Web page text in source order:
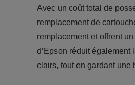
Avec un coût total de
remplacement de
remplacement et offrent
d’Epson réduit également
clairs, tout en gardant une